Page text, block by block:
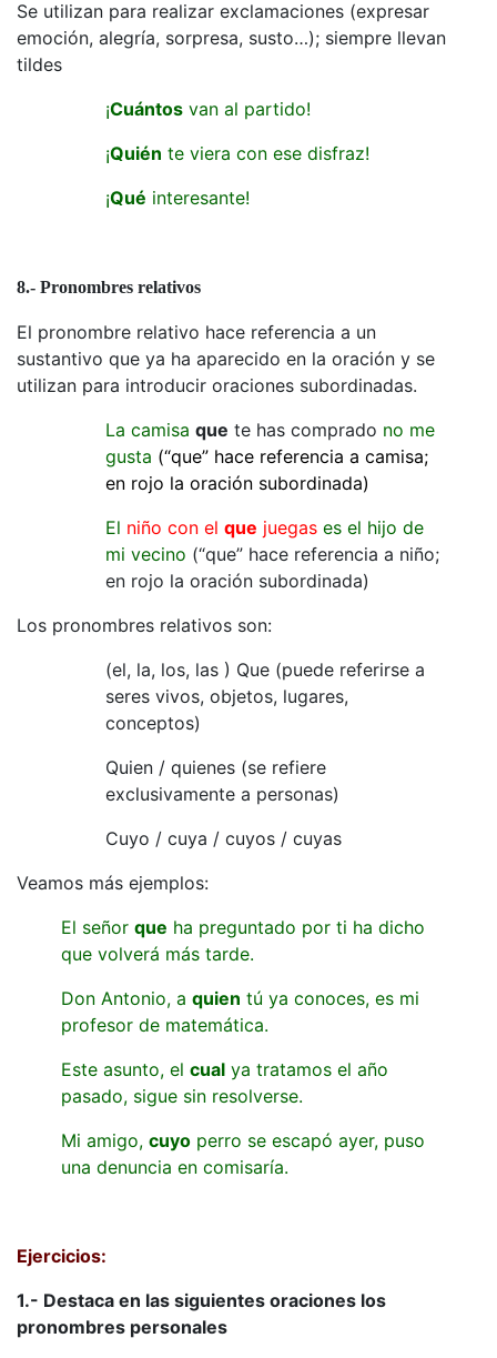
Se utilizan para realizar exclamaciones (expresar
emoción, alegría, sorpresa, susto…); siempre llevan
tildes
¡Cuántos van al partido!
¡Quién te viera con ese disfraz!
¡Qué interesante!
8.- Pronombres relativos
El pronombre relativo hace referencia a un
sustantivo que ya ha aparecido en la oración y se
utilizan para introducir oraciones subordinadas.
La camisa que te has comprado no me
gusta (“que” hace referencia a camisa;
en rojo la oración subordinada)
El niño con el que juegas es el hijo de
mi vecino (“que” hace referencia a niño;
en rojo la oración subordinada)
Los pronombres relativos son:
(el, la, los, las ) Que (puede referirse a
seres vivos, objetos, lugares,
conceptos)
Quien / quienes (se refiere
exclusivamente a personas)
Cuyo / cuya / cuyos / cuyas
Veamos más ejemplos:
El señor que ha preguntado por ti ha dicho
que volverá más tarde.
Don Antonio, a quien tú ya conoces, es mi
profesor de matemática.
Este asunto, el cual ya tratamos el año
pasado, sigue sin resolverse.
Mi amigo, cuyo perro se escapó ayer, puso
una denuncia en comisaría.
Ejercicios:
1.- Destaca en las siguientes oraciones los
pronombres personales